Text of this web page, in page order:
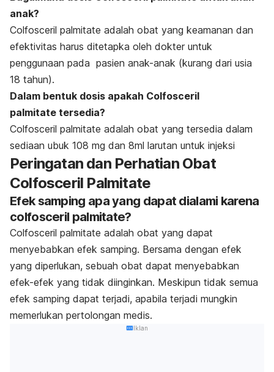
anak?
Colfosceril palmitate adalah obat yang keamanan dan
efektivitas harus ditetapka oleh dokter untuk
penggunaan pada pasien anak-anak (kurang dari usia
18 tahun).
Dalam bentuk dosis apakah Colfosceril
palmitate tersedia?
Colfosceril palmitate adalah obat yang tersedia dalam
sediaan ubuk 108 mg dan 8ml larutan untuk injeksi
Peringatan dan Perhatian Obat
Colfosceril Palmitate
Efek samping apa yang dapat dialami karena
colfosceril palmitate?
Colfosceril palmitate adalah obat yang dapat
menyebabkan efek samping. Bersama dengan efek
yang diperlukan, sebuah obat dapat menyebabkan
efek-efek yang tidak diinginkan. Meskipun tidak semua
efek samping dapat terjadi, apabila terjadi mungkin
memerlukan pertolongan medis.
Iklan